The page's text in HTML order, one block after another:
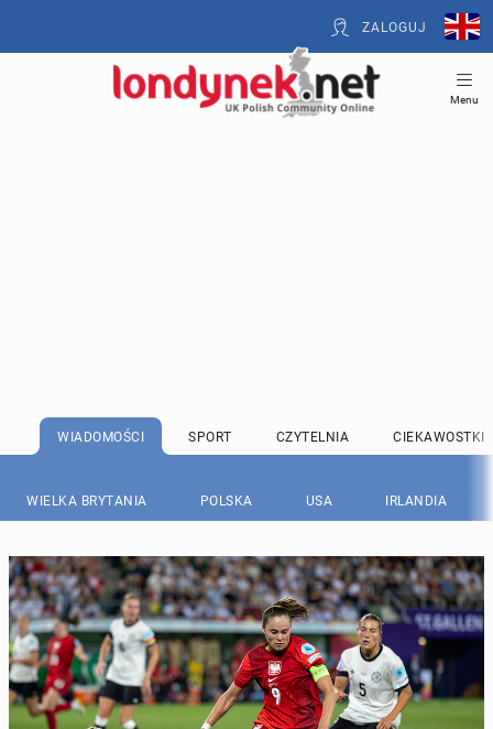
ZALOGUJ
Menu
WIADOMOŚCI SPORT CZYTELNIA CIEKAWOSTKI
WIELKA BRYTANIA POLSKA USA IRLANDIA